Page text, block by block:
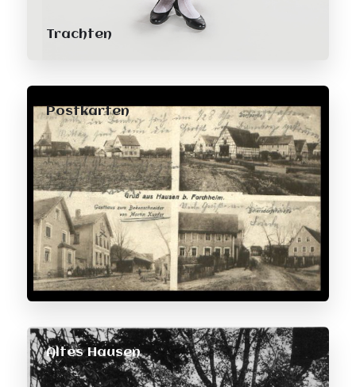
Trachten
Postkarten
Altes Hausen